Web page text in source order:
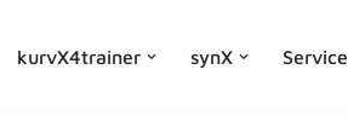
kurvX4trainer synX Service